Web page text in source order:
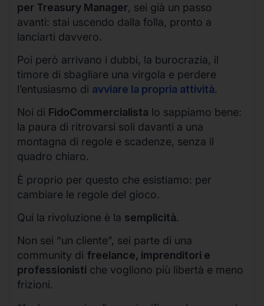
per Treasury Manager, sei già un passo
avanti: stai uscendo dalla folla, pronto a
lanciarti davvero.
Poi però arrivano i dubbi, la burocrazia, il
timore di sbagliare una virgola e perdere
l’entusiasmo di avviare la propria attività.
Noi di FidoCommercialista lo sappiamo bene:
la paura di ritrovarsi soli davanti a una
montagna di regole e scadenze, senza il
quadro chiaro.
È proprio per questo che esistiamo: per
cambiare le regole del gioco.
Qui la rivoluzione è la semplicità.
Non sei “un cliente”, sei parte di una
community di freelance, imprenditori e
professionisti che vogliono più libertà e meno
frizioni.